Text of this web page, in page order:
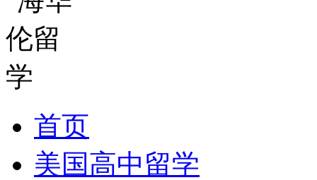
首页
美国高中留学